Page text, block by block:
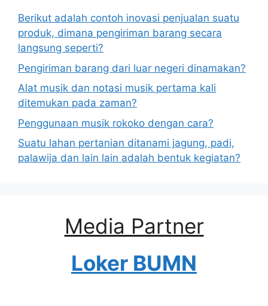
Berikut adalah contoh inovasi penjualan suatu
produk, dimana pengiriman barang secara
langsung seperti?
Pengiriman barang dari luar negeri dinamakan?
Alat musik dan notasi musik pertama kali
ditemukan pada zaman?
Penggunaan musik rokoko dengan cara?
Suatu lahan pertanian ditanami jagung, padi,
palawija dan lain lain adalah bentuk kegiatan?
Media Partner
Loker BUMN